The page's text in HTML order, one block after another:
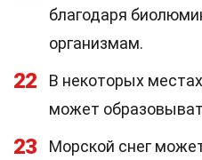
благодаря
организмам.
22
В некоторых
может
23
Морской снег